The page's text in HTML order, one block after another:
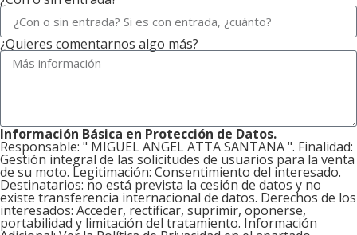
¿Quieres comentarnos algo más?
Información Básica en Protección de Datos.
Responsable: " MIGUEL ANGEL ATTA SANTANA ". Finalidad:
Gestión integral de las solicitudes de usuarios para la venta
de su moto. Legitimación: Consentimiento del interesado.
Destinatarios: no está prevista la cesión de datos y no
existe transferencia internacional de datos. Derechos de los
interesados: Acceder, rectificar, suprimir, oponerse,
portabilidad y limitación del tratamiento. Información